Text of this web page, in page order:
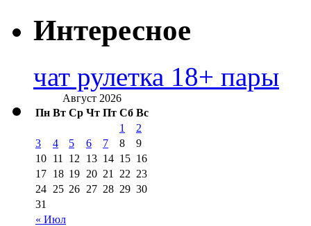
Интересное
чат рулетка 18+ пары
Август 2026
Пн Вт Ср Чт Пт Сб Вс
« Июл
1
2
3
4 5 6 7 8
9
10 11 12 13 14 15 16
17 18 19 20 21 22 23
24 25 26 27 28 29 30
31